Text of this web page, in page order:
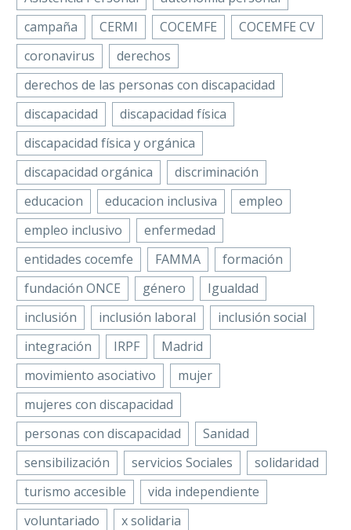
hincapié en la
necesidad de que
haya “una…
Email
Compartir
La Confederación
Española de Personas
con Discapacidad
Física y Orgánica
(COCEMFE) lanza a
través de Campus
COCEMFE su Plan de
Formación 2022,…
campaña
CERMI COCEMFE
COCEMFE CV
coronavirus
derechos
derechos de las personas con discapacidad
discapacidad
discapacidad física
discapacidad física y orgánica
discapacidad orgánica
discriminación
educacion
educacion inclusiva
empleo
empleo inclusivo
enfermedad
entidades cocemfe
FAMMA
formación
fundación ONCE
género
Igualdad
inclusión
inclusión laboral
inclusión social
integración
IRPF
Madrid
movimiento asociativo
mujer
mujeres con discapacidad
personas con discapacidad
Sanidad
sensibilización
servicios Sociales
solidaridad
turismo accesible
vida independiente
voluntariado
x solidaria